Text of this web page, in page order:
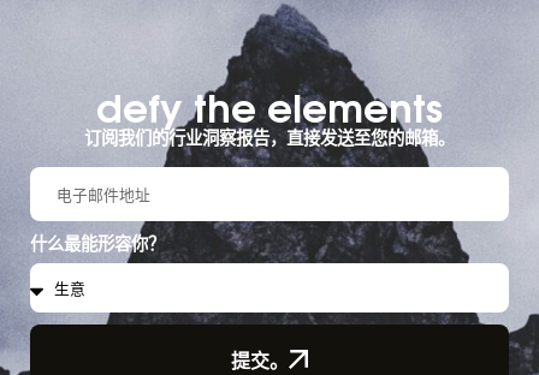
defy the elements​
订阅我们的行业洞察报告，直接发送至您的邮箱。
什么最能形容你？
提交。